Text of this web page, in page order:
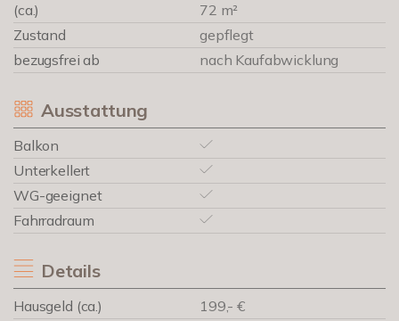
(ca.)
72 m²
Zustand
gepflegt
bezugsfrei ab
nach Kaufabwicklung
Ausstattung
Balkon
Unterkellert
WG-geeignet
Fahrradraum
Details
Hausgeld (ca.)
199,- €